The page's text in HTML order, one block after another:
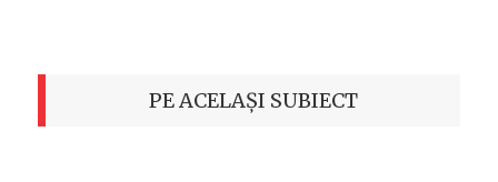
PE ACELAȘI SUBIECT